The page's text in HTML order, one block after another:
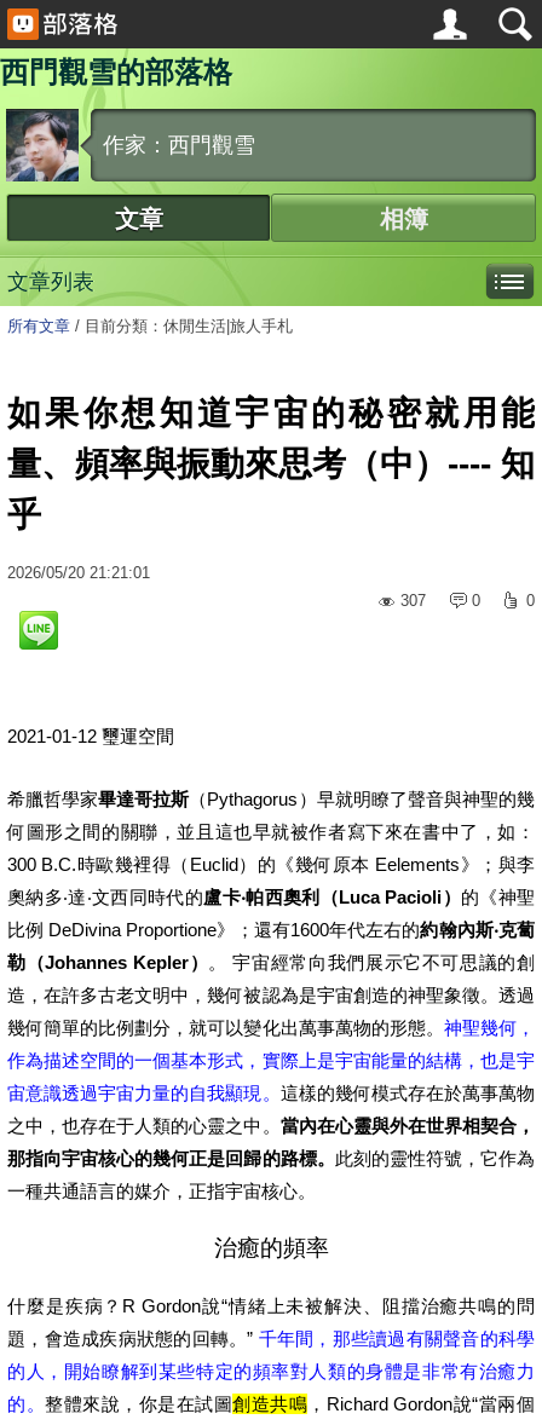
西門觀雪的部落格
作家：西門觀雪
文章 相簿
文章列表
所有文章 / 目前分類：休閒生活|旅人手札
如果你想知道宇宙的秘密就用能
量、頻率與振動來思考（中）---- 知
乎
2026/05/20 21:21:01
307
0 0
2021-01-12 璽運空間
希臘哲學家畢達哥拉斯（Pythagorus）早就明瞭了聲音與神聖的幾
何圖形之間的關聯，並且這也早就被作者寫下來在書中了，如：
300 B.C.時歐幾裡得（Euclid）的《幾何原本 Eelements》；與李
奧納多‧達‧文西同時代的盧卡‧帕西奧利（Luca Pacioli） 的《神聖
比例 DeDivina Proportione》；還有1600年代左右的約翰內斯‧克蔔
勒（Johannes Kepler）
。 宇宙經常向我們展示它不可思議的創
造，在許多古老文明中，幾何被認為是宇宙創造的神聖象徵。透過
幾何簡單的比例劃分，就可以變化出萬事萬物的形態。 神聖幾何，
作為描述空間的一個基本形式，實際上是宇宙能量的結構，也是宇
宙意識透過宇宙力量的自我顯現。 這樣的幾何模式存在於萬事萬物
之中，也存在于人類的心靈之中。 當內在心靈與外在世界相契合，
那指向宇宙核心的幾何正是回歸的路標。 此刻的靈性符號，它作為
一種共通語言的媒介，正指宇宙核心。
治癒的頻率
什麼是疾病？R Gordon說“情緒上未被解決、阻擋治癒共鳴的問
題，會造成疾病狀態的回轉。” 千年間，那些讀過有關聲音的科學
的人，開始瞭解到某些特定的頻率對人類的身體是非常有治癒力
的。整體來說，你是在試圖創造共鳴 ，Richard Gordon說“當兩個